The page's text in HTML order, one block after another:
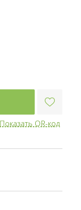
Показать QR-код